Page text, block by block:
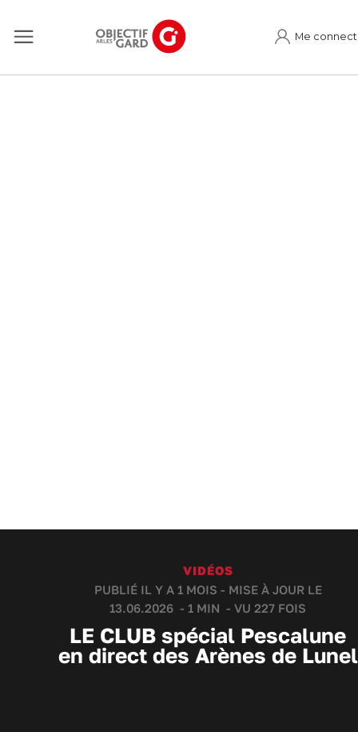
Me
VIDÉOS
PUBLIÉ IL Y A 1 MOIS - MISE À JOUR LE
13.06.2026 - 1 MIN - VU 227 FOIS
LE CLUB spécial Pescalune
en direct des Arènes de Lunel